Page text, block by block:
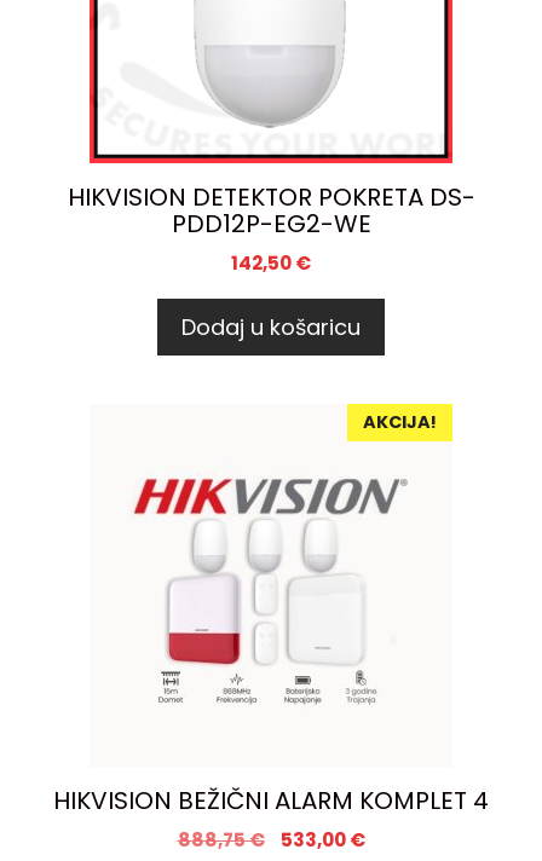
HIKVISION DETEKTOR POKRETA DS-
PDD12P-EG2-WE
142,50€
Dodaj u košaricu
AKCIJA!
HIKVISION BEŽIČNI ALARM KOMPLET 4
888,75€ 533,00€